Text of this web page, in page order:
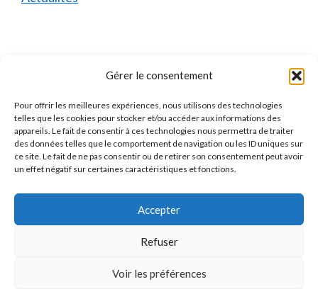
Gérer le consentement
Pour offrir les meilleures expériences, nous utilisons des technologies
telles que les cookies pour stocker et/ou accéder aux informations des
appareils. Le fait de consentir à ces technologies nous permettra de traiter
des données telles que le comportement de navigation ou les ID uniques sur
ce site. Le fait de ne pas consentir ou de retirer son consentement peut avoir
un effet négatif sur certaines caractéristiques et fonctions.
Accepter
Refuser
Voir les préférences
Mentions Légales
Qui sommes-nous ?
Mentions Légales
Politique de Confidentialité
Politique des Cookies
Contact